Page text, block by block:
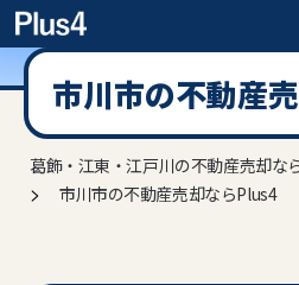
市川市の不動産
葛飾・江東・江戸川の不動産売却な
> 市川市の不動産売却ならPlus4